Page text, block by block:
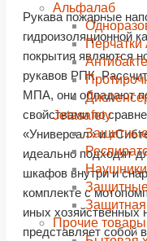
Альфалаб
Jetasafety
Защитные
Защитные
Прочие товары
Рукава пожарные
гидроизоляционной
покрытия являются
рукавов РПК.
МПА, они обладают
свойствами по
«Универсал» и
идеально подходят
шкафов внутри и
комплекте с
иных хозяйственных
представляет собой